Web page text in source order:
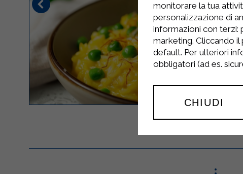
monitorare la tua
personalizzazione di
informazioni con terzi:
marketing. Cliccando
default. Per ulteriori
obbligatori (ad es.
CHIUDI